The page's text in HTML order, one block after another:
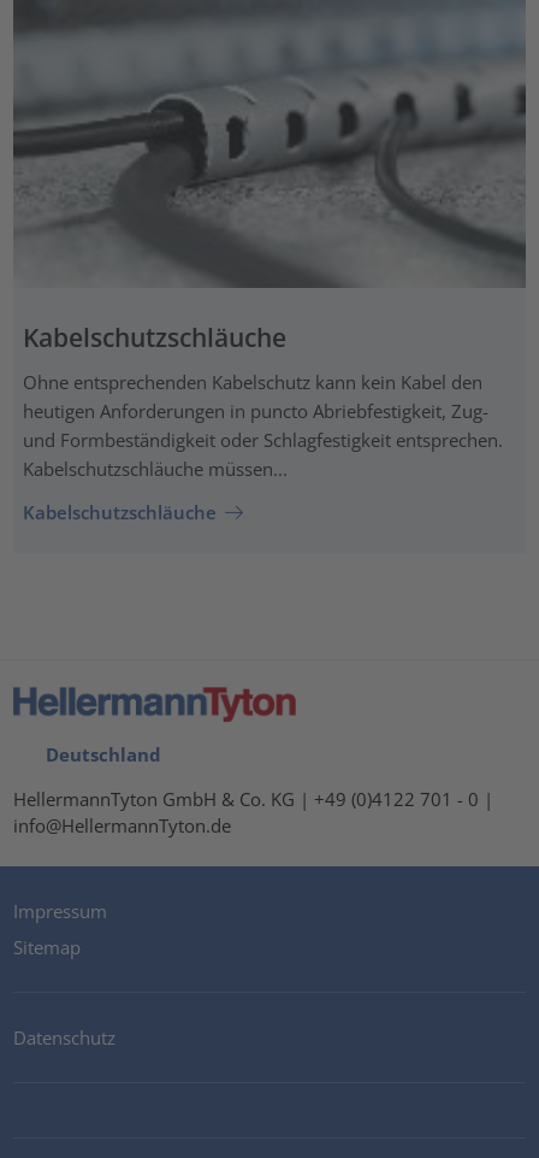
Kabelschutzschläuche
Ohne entsprechenden Kabelschutz kann kein Kabel den
heutigen Anforderungen in puncto Abriebfestigkeit, Zug-
und Formbeständigkeit oder Schlagfestigkeit entsprechen.
Kabelschutzschläuche müssen...
Kabelschutzschläuche
Deutschland
HellermannTyton GmbH & Co. KG | +49 (0)4122 701 - 0 |
info@HellermannTyton.de
Impressum
Sitemap
Datenschutz